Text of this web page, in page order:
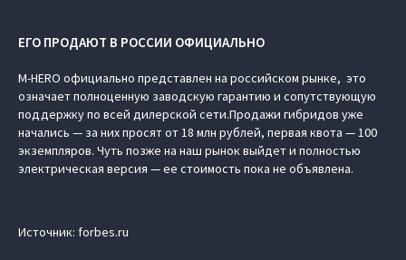
ЕГО ПРОДАЮТ В РОССИИ ОФИЦИАЛЬНО
M‑HERO официально представлен на российском рынке, это
означает полноценную заводскую гарантию и сопутствующую
поддержку по всей дилерской сети.Продажи гибридов уже
начались — за них просят от 18 млн рублей, первая квота — 100
экземпляров. Чуть позже на наш рынок выйдет и полностью
электрическая версия — ее стоимость пока не объявлена.
Источник: forbes.ru